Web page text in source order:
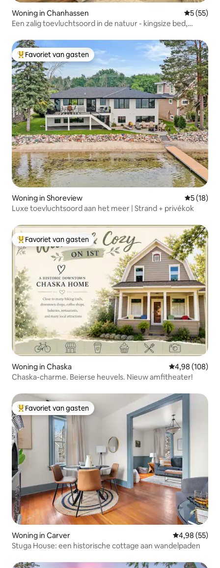
Woning in Chanhassen
5 (55)
Een zalig toevluchtsoord in de natuur - kingsize bed,
Topfavoriet van gasten
Favoriet van gasten
Woning in Shoreview
5 (18)
Luxe toevluchtsoord aan het meer | Strand + privékok
Topfavoriet van gasten
Favoriet van gasten
Woning in Chaska Gemiddelde
4,98 (108)
Chaska-charme. Beierse heuvels. Nieuw amfitheater!
Topfavoriet van gasten
Favoriet van gasten
Woning in Carver Gemiddelde
4,98 (55)
Stuga House: een historische cottage aan wandelpaden